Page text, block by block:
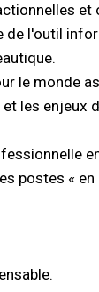
et
de l'outil
le monde
les enjeux
postes « en